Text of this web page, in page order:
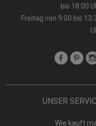
bis 18:00
· Freitag von 9:00 bis
UNSER
Wie kauft